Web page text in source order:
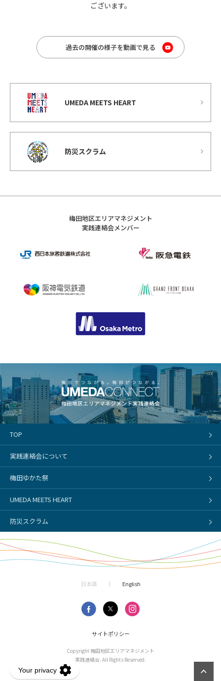
ございます。
過去の開催の様子を動画で見る
UMEDA MEETS HEART
防災スクラム
梅田地区エリアマネジメント
実践連絡会メンバー
TOP
実践連絡会について
梅田ゆかた祭
UMEDA MEETS HEART
防災スクラム
日本語 English
サイトポリシー
Copyright 梅田地区エリアマネジメント
実践連絡会. All Rights Reserved.